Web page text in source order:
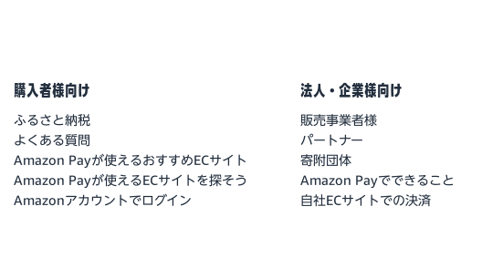
購入者様向け
ふるさと納税
よくある質問
Amazon Payが使えるおすすめECサイト
Amazon Payが使えるECサイトを探そう
Amazonアカウントでログイン
法人・企業様向け
販売事業者様
パートナー
寄附団体
Amazon Payでできること
自社ECサイトでの決済